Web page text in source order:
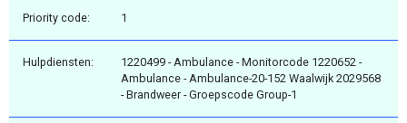
Priority code: 1
Hulpdiensten:
1220499 - Ambulance - Monitorcode 1220652 -
Ambulance - Ambulance-20-152 Waalwijk 2029568
- Brandweer - Groepscode Group-1